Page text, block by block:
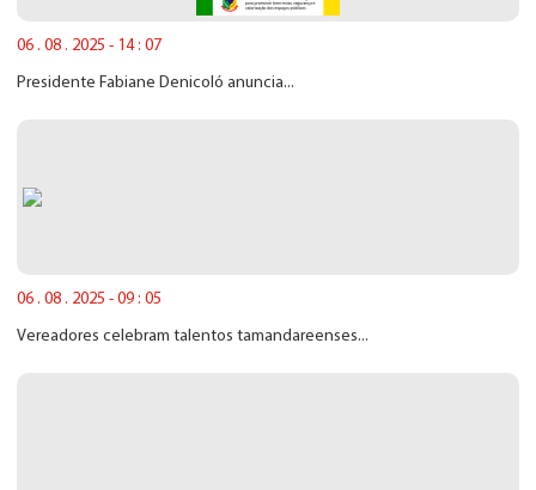
06 . 08 . 2025 - 14 : 07
Presidente Fabiane Denicoló anuncia...
06 . 08 . 2025 - 09 : 05
Vereadores celebram talentos tamandareenses...